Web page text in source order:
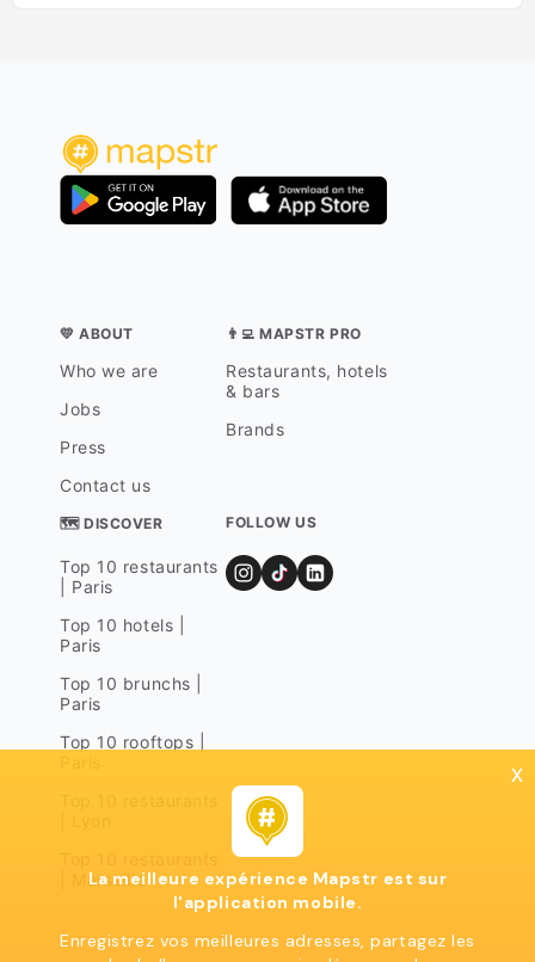
💛 ABOUT
Who we are
Jobs
Press
Contact us
👨‍💻 MAPSTR PRO
Restaurants, hotels
& bars
Brands
🗺 DISCOVER
Top 10 restaurants
| Paris
Top 10 hotels |
Paris
Top 10 brunchs |
Paris
Top 10 rooftops |
| Marseille
FOLLOW US
x
La meilleure expérience Mapstr est sur
l'application mobile.
Enregistrez vos meilleures adresses, partagez les